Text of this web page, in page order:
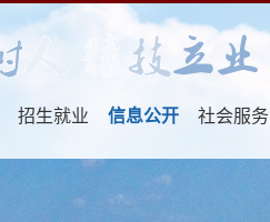
招生就业 信息公开 社会服务